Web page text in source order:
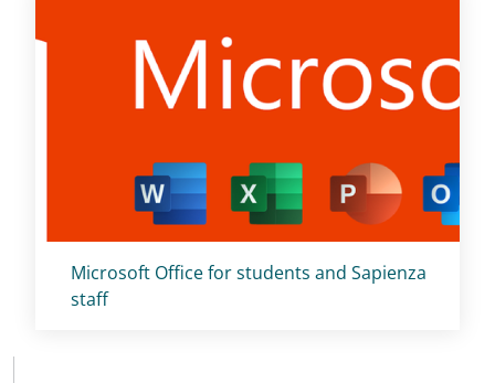
Titolo card:
Microsoft Office for students and Sapienza
staff